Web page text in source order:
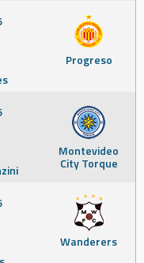
Progreso
Montevideo
City Torque
Wanderers